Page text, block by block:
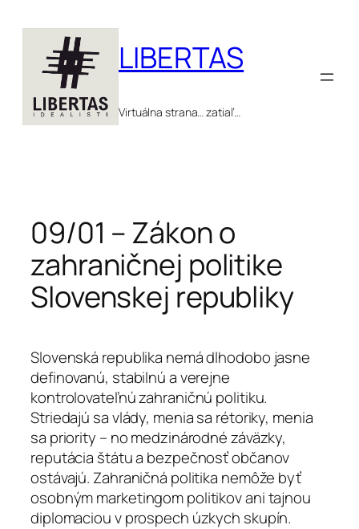
obsah
LIBERTAS
Virtuálna strana… zatiaľ…
09/01 – Zákon o
zahraničnej politike
Slovenskej republiky
Slovenská republika nemá dlhodobo jasne
definovanú, stabilnú a verejne
kontrolovateľnú zahraničnú politiku.
Striedajú sa vlády, menia sa rétoriky, menia
sa priority – no medzinárodné záväzky,
reputácia štátu a bezpečnosť občanov
ostávajú. Zahraničná politika nemôže byť
osobným marketingom politikov ani tajnou
diplomaciou v prospech úzkych skupín.